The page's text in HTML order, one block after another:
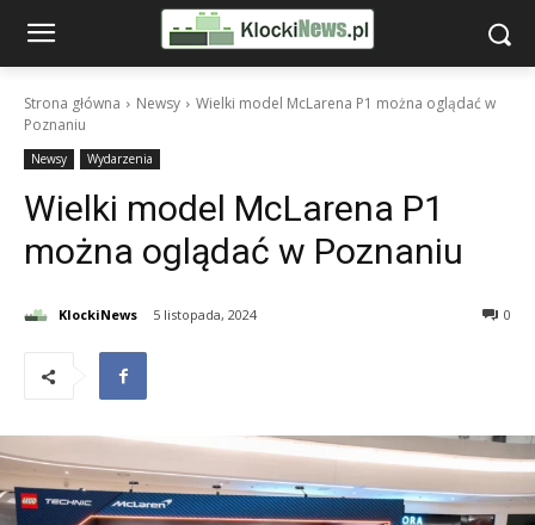
Strona główna Newsy
Wielki model McLarena P1 można oglądać w
Poznaniu
Newsy Wydarzenia
Wielki model McLarena P1
można oglądać w Poznaniu
KlockiNews 5 listopada, 2024 0